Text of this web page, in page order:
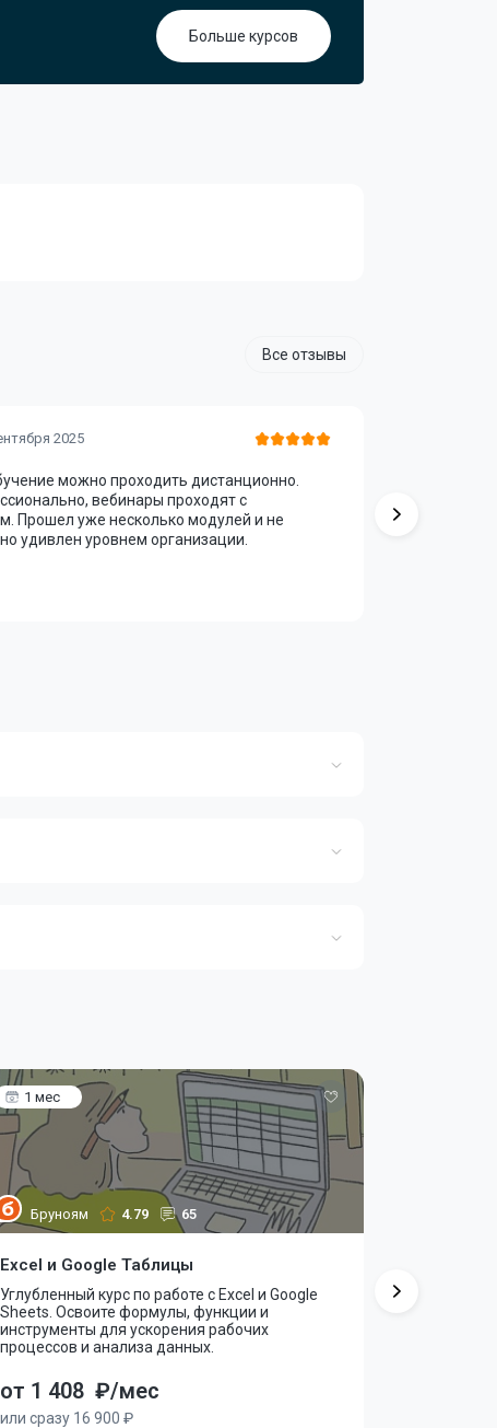
Больше курсов
Все отзывы
2025
можно проходить дистанционно.
вебинары проходят с
Прошел уже несколько модулей и не
удивлен уровнем организации.
1 мес
Бруноям 4.79 65
Excel и Google Таблицы
Углубленный курс по работе с Excel и Google
Sheets. Освоите формулы, функции и
инструменты для ускорения рабочих
процессов и анализа данных.
от 1 408 ₽/мес
или сразу 16 900 ₽